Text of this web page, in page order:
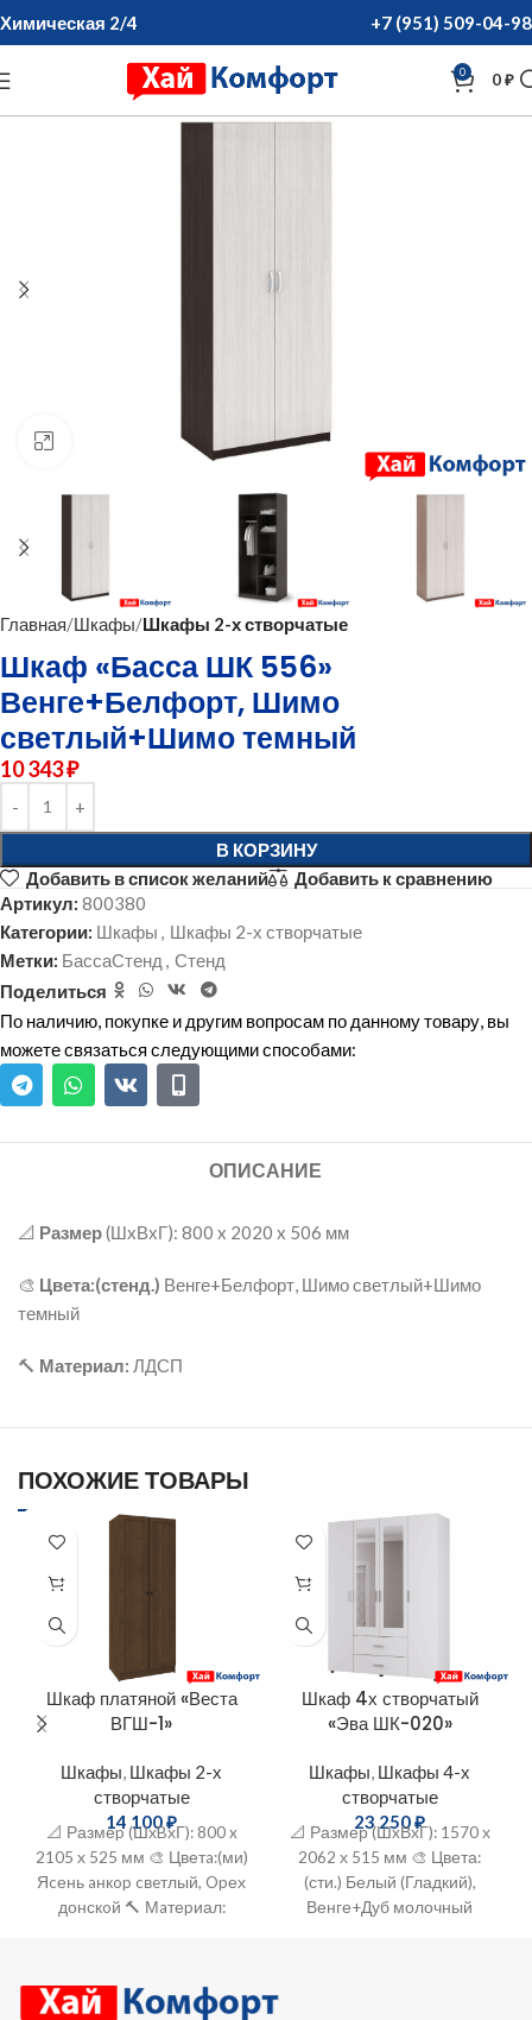
Химическая 2/4 +7 (951) 509-04-98
0 0₽
нажмите для увеличения
Главная Шкафы Шкафы 2-х створчатые
Шкаф «Басса ШК 556»
Венге+Белфорт, Шимо
светлый+Шимо темный
10 343₽
В КОРЗИНУ
Добавить в список желаний
Добавить к сравнению
Артикул: 800380
Категории: Шкафы , Шкафы 2-х створчатые
Метки: БассаСтенд , Стенд
Поделиться
По наличию, покупке и другим вопросам по данному товару, вы
можете связаться следующими способами:
ОПИСАНИЕ
📐 Размер(ШxВхГ): 800 x 2020 x 506 мм
🎨 Цвета:(стенд.) Венге+Белфорт, Шимо светлый+Шимо
темный
🔨 Материал: ЛДСП
ПОХОЖИЕ ТОВАРЫ
Шкаф платяной «Веста
ВГШ-1»
Шкафы, Шкафы 2-х
створчатые
14 100₽
📐 Размеp (ШхBхГ): 800 x
2105 х 525 мм 🎨 Цветa:(ми)
Яcень aнкop cвeтлый, Opех
донскoй 🔨 Мaтеpиал:
Шкаф 4х створчатый
«Эва ШК-020»
Шкафы, Шкафы 4-х
створчатые
23 250₽
📐 Размер (ШxВхГ): 1570 х
2062 х 515 мм 🎨 Цвета:
(сти.) Белый (Гладкий),
Венге+Дуб молочный